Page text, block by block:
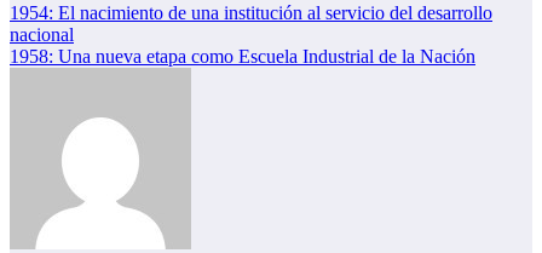
Navegación
de
1954: El nacimiento de una institución al servicio del desarrollo
nacional
1958: Una nueva etapa como Escuela Industrial de la Nación